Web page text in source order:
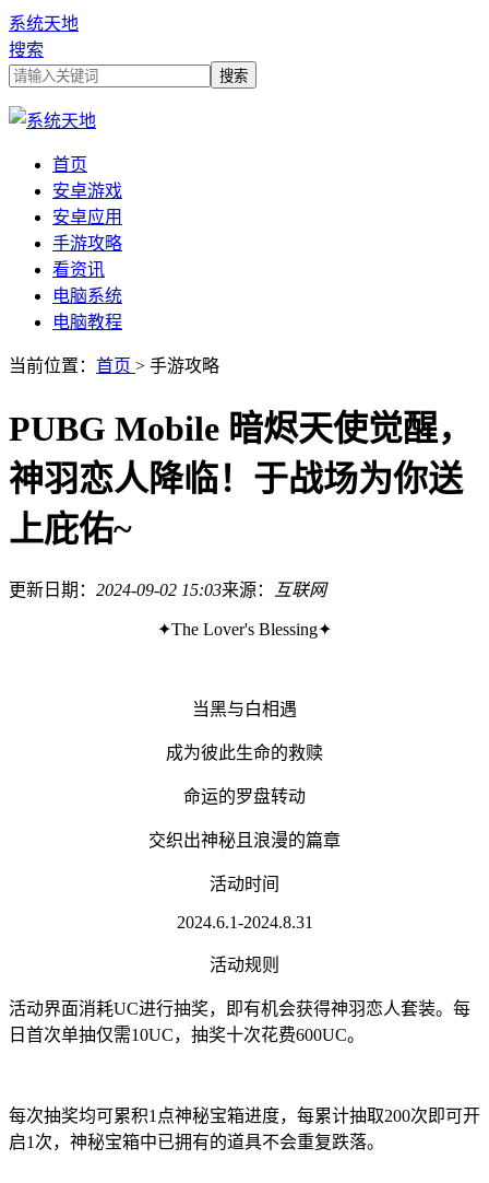
系统天地
搜索
首页
安卓游戏
安卓应用
手游攻略
看资讯
电脑系统
电脑教程
当前位置： 首页 > 手游攻略
PUBG Mobile 暗烬天使觉醒，
神羽恋人降临！于战场为你送
上庇佑~
更新日期： 2024-09-02 15:03来源： 互联网
✦The Lover's Blessing✦
当黑与白相遇
成为彼此生命的救赎
命运的罗盘转动
交织出神秘且浪漫的篇章
活动时间
2024.6.1-2024.8.31
活动规则
活动界面消耗UC进行抽奖，即有机会获得神羽恋人套装。每
日首次单抽仅需10UC，抽奖十次花费600UC。
每次抽奖均可累积1点神秘宝箱进度，每累计抽取200次即可开
启1次，神秘宝箱中已拥有的道具不会重复跌落。